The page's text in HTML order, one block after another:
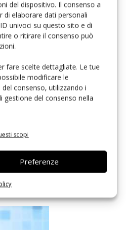
del dispositivo. Il consenso a
elaborare dati personali
univoci su questo sito e di
o ritirare il consenso può
fare scelte dettagliate. Le tue
modificare le
consenso, utilizzando i
gestione del consenso nella
scopi
Preferenze
embedded